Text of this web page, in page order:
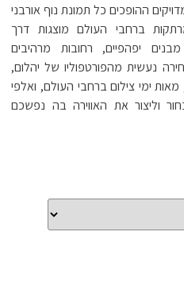
ההופכים כל תמונת נוף אורבני
ברחבי העולם מוצגות דרך
מבנים יפהפיים, רחובות מרהיבים
נעשית מהפורטפוליו של יהלום,
ימי צילום ברחבי העולם, ואלפי
וליצור את האווירה בה נפשכם